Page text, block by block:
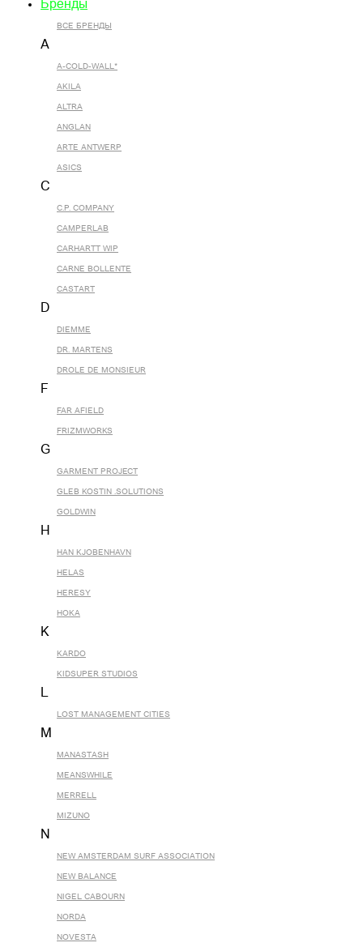
Бренды
ВСЕ БРЕНДЫ
A
A-COLD-WALL*
AKILA
ALTRA
ANGLAN
ARTE ANTWERP
ASICS
C
C.P. COMPANY
CAMPERLAB
CARHARTT WIP
CARNE BOLLENTE
CASTART
D
DIEMME
DR. MARTENS
DROLE DE MONSIEUR
F
FAR AFIELD
FRIZMWORKS
G
GARMENT PROJECT
GLEB KOSTIN .SOLUTIONS
GOLDWIN
H
HAN KJOBENHAVN
HELAS
HERESY
HOKA
K
KARDO
KIDSUPER STUDIOS
L
LOST MANAGEMENT CITIES
M
MANASTASH
MEANSWHILE
MERRELL
MIZUNO
N
NEW AMSTERDAM SURF ASSOCIATION
NEW BALANCE
NIGEL CABOURN
NORDA
NOVESTA